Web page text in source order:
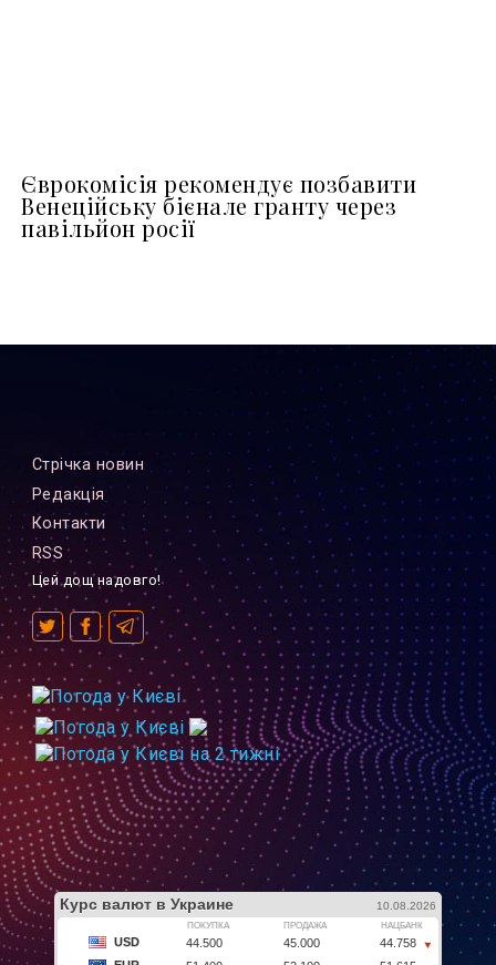
Єврокомісія рекомендує позбавити
Венеційську бієнале гранту через
павільйон росії
Стрiчка новин
Редакцiя
Контакти
RSS
Цей дощ надовго!